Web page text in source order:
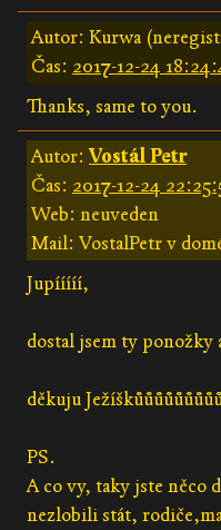
Autor: Kurwa
Čas: 2017-12-24
Thanks, same to you.
Autor:Vostál Petr
Čas: 2017-12-24
Web: neuveden
Mail: VostalPetr v
Jupííííí,
dostal jsem ty ponožky
děkuju
PS.
A co vy, taky jste něco
nezlobili stát,